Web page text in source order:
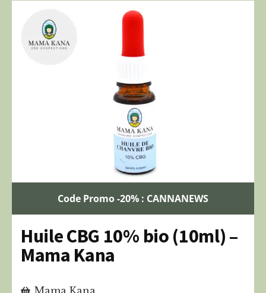
Code Promo -20% : CANNANEWS
Huile CBG 10% bio (10ml) –
Mama Kana